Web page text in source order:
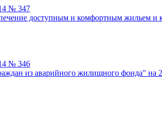
№ 347
доступным и комфортным жильем
№ 346
из аварийного жилищного фонда" на